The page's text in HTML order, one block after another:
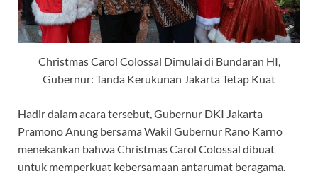
Christmas Carol Colossal Dimulai di Bundaran HI,
Gubernur: Tanda Kerukunan Jakarta Tetap Kuat
Hadir dalam acara tersebut, Gubernur DKI Jakarta
Pramono Anung bersama Wakil Gubernur Rano Karno
menekankan bahwa Christmas Carol Colossal dibuat
untuk memperkuat kebersamaan antarumat beragama.